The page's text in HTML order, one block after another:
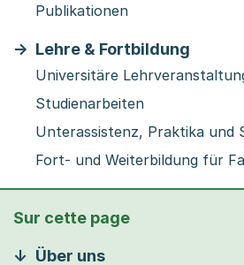
Publikationen
Lehre & Fortbildung
Universitäre
Studienarbeiten
Unterassistenz, Praktika und
Fort- und Weiterbildung für
Sur cette page
Über uns